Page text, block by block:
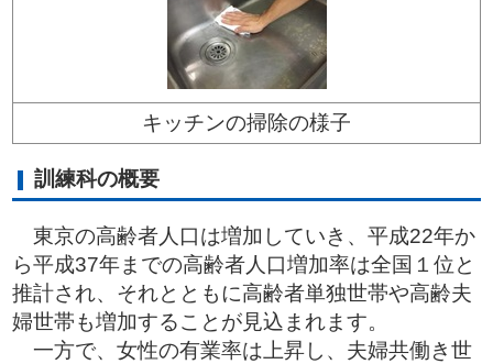
キッチンの掃除の様子
訓練科の概要
東京の高齢者人口は増加していき、平成22年か
ら平成37年までの高齢者人口増加率は全国１位と
推計され、それとともに高齢者単独世帯や高齢夫
婦世帯も増加することが見込まれます。
一方で、女性の有業率は上昇し、夫婦共働き世